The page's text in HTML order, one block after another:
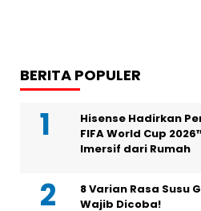
BERITA POPULER
Hisense Hadirkan
FIFA World Cup
Imersif dari Rumah
8 Varian Rasa Susu
Wajib Dicoba!